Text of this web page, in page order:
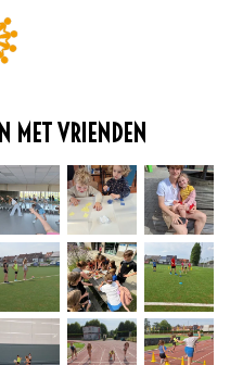
MET VRIENDEN